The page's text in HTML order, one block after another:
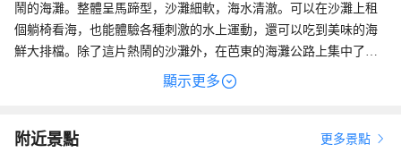
鬧的海灘。整體呈馬蹄型，沙灘細軟，海水清澈。可以在沙灘上租
個躺椅看海，也能體驗各種刺激的水上運動，還可以吃到美味的海
鮮大排檔。除了這片熱鬧的沙灘外，在芭東的海灘公路上集中了普
吉島上大部分的酒店、度假村、購物中心、餐廳及各種娛樂、商業
顯示更多
附近景點 更多景點